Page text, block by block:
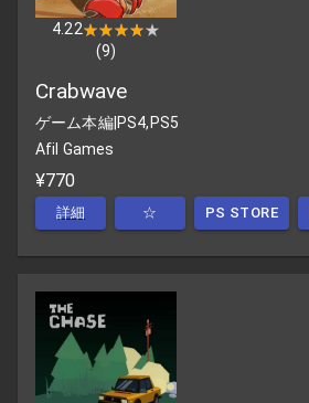
4.22★★★★★
★★★★★
(9)
Crabwave
ゲーム本編|PS4,PS5
Afil Games
¥770
詳細 ☆ PS STORE